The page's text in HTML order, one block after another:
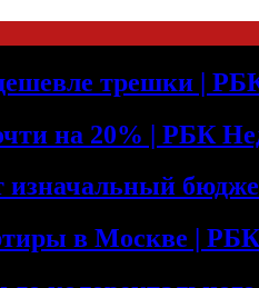
трешки |
на 20% | РБК
в Москве |